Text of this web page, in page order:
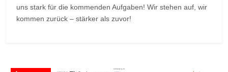
uns stark für die kommenden Aufgaben! Wir stehen auf, wir
kommen zurück – stärker als zuvor!